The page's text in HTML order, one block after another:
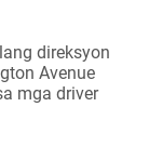
direksyon
Avenue
mga driver